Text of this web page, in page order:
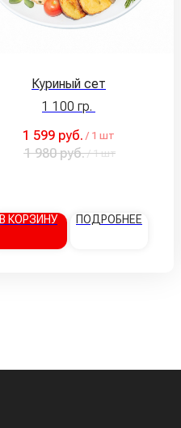
Куриный сет
1 100 гр.
1 599 руб. / 1 шт
1 980 руб. / 1 шт
В КОРЗИНУ ПОДРОБНЕЕ